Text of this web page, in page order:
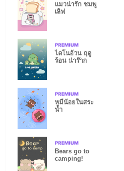
แมวน่ารัก ชมพู
เลิฟ
ไดโนอ้วน ฤดู
ร้อน น่าร๊าก
หมีน้อยในสระ
น้ำ
Bears go to
camping!